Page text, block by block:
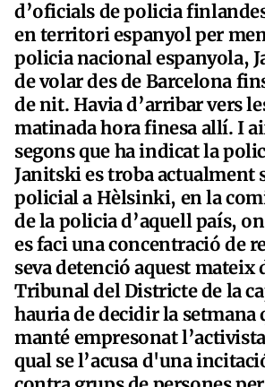
d’oficials de policia
en territori espanyol per
policia nacional espanyola,
de volar des de Barcelona
de nit. Havia d’arribar vers
matinada hora finesa allí. I
segons que ha indicat la
Janitski es troba actualment
policial a Hèlsinki, en la
de la policia d’aquell país,
es faci una concentració de
seva detenció aquest mateix
Tribunal del Districte de la
hauria de decidir la setmana
manté empresonat
qual se l’acusa d'una